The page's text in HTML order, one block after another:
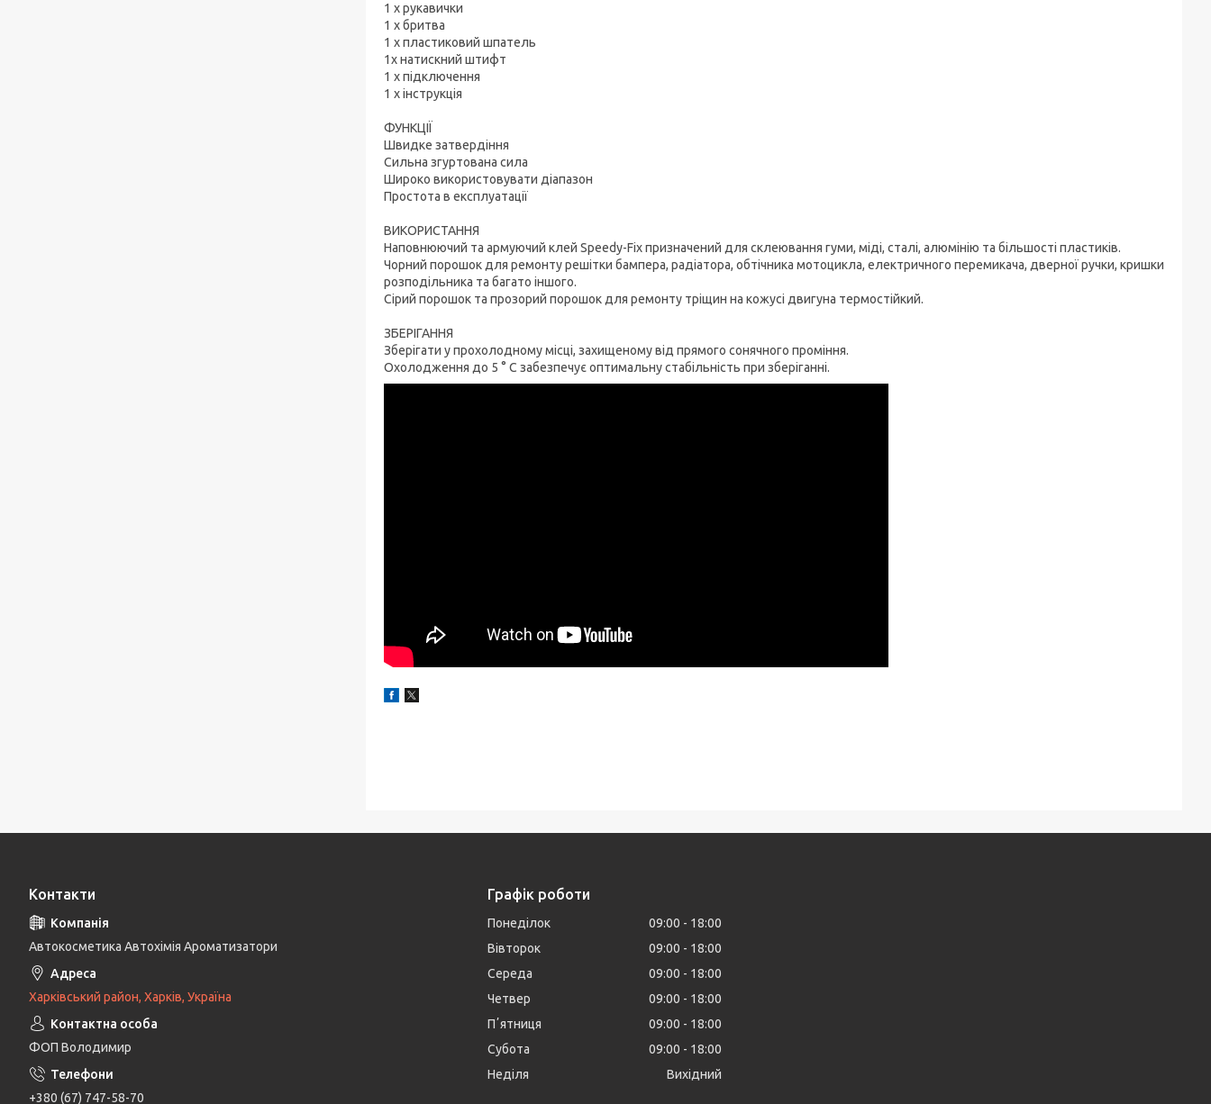
1 х рукавички
1 х бритва
1 х пластиковий шпатель
1х натискний штифт
1 х підключення
1 х інструкція
ФУНКЦІЇ
Швидке затвердіння
Сильна згуртована сила
Широко використовувати діапазон
Простота в експлуатації
ВИКОРИСТАННЯ
Наповнюючий та армуючий клей Speedy-Fix призначений для склеювання гуми, міді, сталі, алюмінію та більшості пластиків.
Чорний порошок для ремонту решітки бампера, радіатора, обтічника мотоцикла, електричного перемикача, дверної ручки, кришки
розподільника та багато іншого.
Сірий порошок та прозорий порошок для ремонту тріщин на кожусі двигуна термостійкий.
ЗБЕРІГАННЯ
Зберігати у прохолодному місці, захищеному від прямого сонячного проміння.
Охолодження до 5 ° C забезпечує оптимальну стабільність при зберіганні.
Контакти
Автокосметика Автохімія Ароматизатори
Харківський район, Харків, Україна
ФОП Володимир
+380 (67) 747-58-70
Графік роботи
Понеділок 09:00
18:00
Вівторок
09:00
18:00
Середа
09:00
18:00
Четвер
09:00
18:00
Пʼятниця
09:00
18:00
Субота
09:00
18:00
Неділя
Вихідний